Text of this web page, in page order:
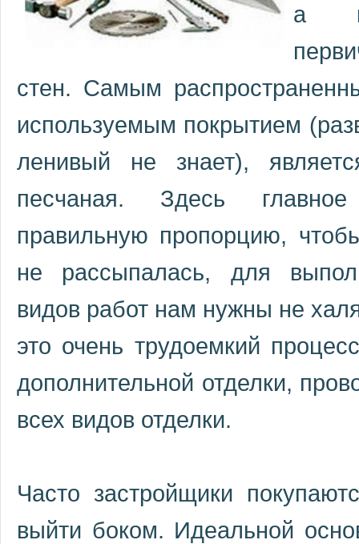
а
стен. Самым
используемым покрытием
ленивый не знает),
песчаная. Здесь
правильную пропорцию,
не рассыпалась, для
видов работ нам нужны не
это очень трудоемкий
дополнительной отделки,
всех видов отделки.
Часто застройщики
выйти боком. Идеальной